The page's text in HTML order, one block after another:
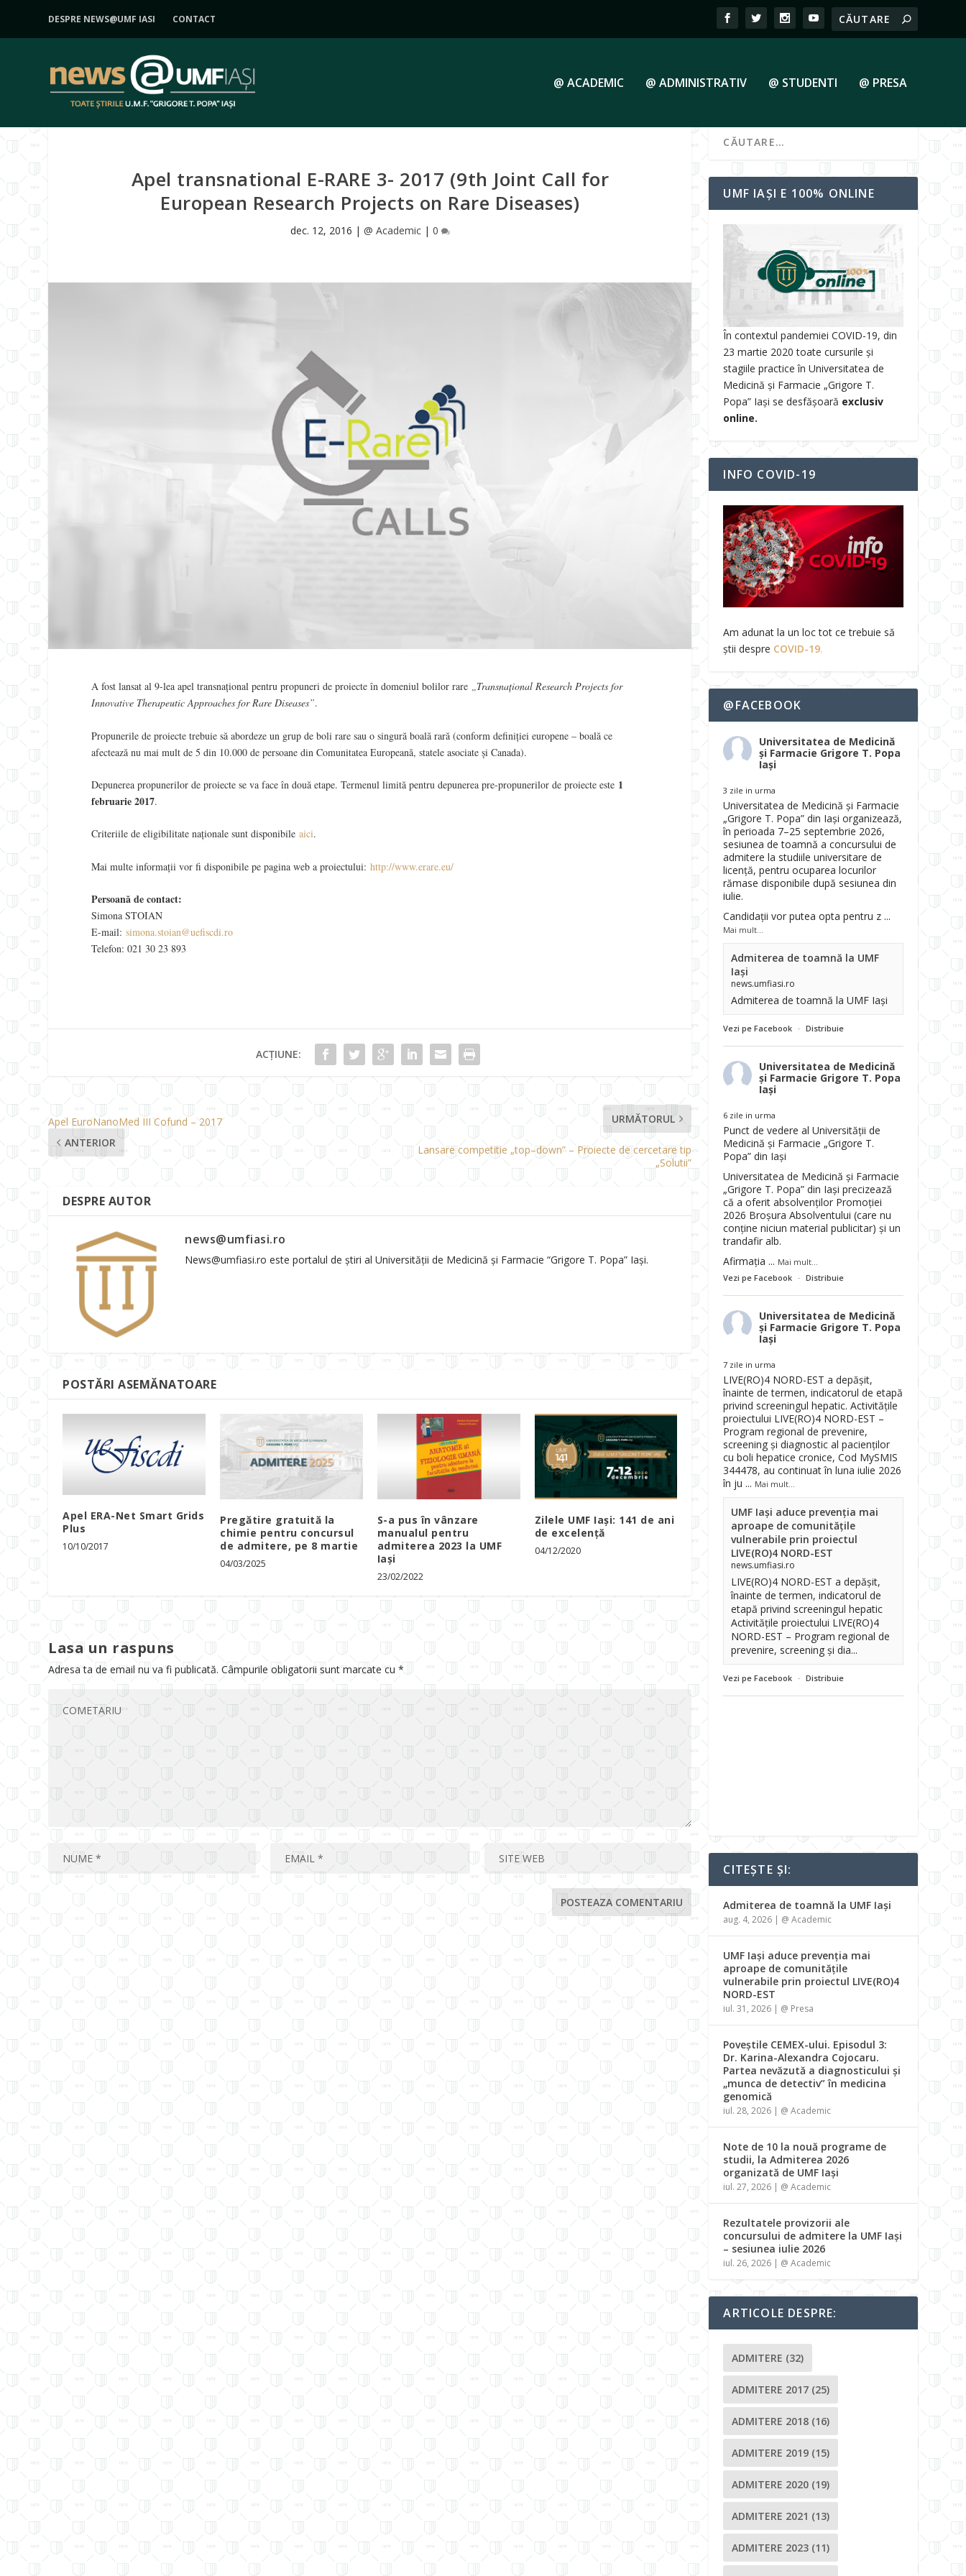
DESPRE NEWS@UMF IASI CONTACT
@ ACADEMIC @ ADMINISTRATIV @ STUDENTI @ PRESA
Apel transnational E-RARE 3- 2017 (9th Joint Call for
European Research Projects on Rare Diseases)
dec. 12, 2016 | @ Academic| 0
A fost lansat al 9-lea apel transnațional pentru propuneri de proiecte în domeniul bolilor rare „Transnațional Research Projects for
Innovative Therapeutic Approaches for Rare Diseases”.
Propunerile de proiecte trebuie să abordeze un grup de boli rare sau o singură boală rară (conform definiției europene – boală ce
afectează nu mai mult de 5 din 10.000 de persoane din Comunitatea Europeană, statele asociate și Canada).
Depunerea propunerilor de proiecte se va face în două etape. Termenul limită pentru depunerea pre-propunerilor de proiecte este 1
februarie 2017.
Criteriile de eligibilitate naționale sunt disponibile aici.
Mai multe informații vor fi disponibile pe pagina web a proiectului: http://www.erare.eu/
Persoană de contact:
Simona STOIAN
E-mail: simona.stoian@uefiscdi.ro
Telefon: 021 30 23 893
ACȚIUNE:
Apel EuroNanoMed III Cofund – 2017
ANTERIOR
URMĂTORUL
Lansare competitie „top–down” – Proiecte de cercetare tip
„Solutii”
DESPRE AUTOR
news@umfiasi.ro
News@umfiasi.ro este portalul de știri al Universității de Medicină și Farmacie “Grigore T. Popa” Iași.
POSTĂRI ASEMĂNATOARE
Apel ERA-Net Smart Grids
Plus
10/10/2017
Pregătire gratuită la
chimie pentru concursul
de admitere, pe 8 martie
04/03/2025
S-a pus în vânzare
manualul pentru
admiterea 2023 la UMF
Iași
23/02/2022
Zilele UMF Iași: 141 de ani
de excelență
04/12/2020
Lasa un raspuns
Adresa ta de email nu va fi publicată. Câmpurile obligatorii sunt marcate cu*
UMF IAȘI E 100% ONLINE
În contextul pandemiei COVID-19, din
23 martie 2020 toate cursurile și
stagiile practice în Universitatea de
Medicină și Farmacie „Grigore T.
Popa” Iași se desfășoară exclusiv
online.
INFO COVID-19
Am adunat la un loc tot ce trebuie să
știi despre COVID-19.
@FACEBOOK
Universitatea de Medicină
și Farmacie Grigore T. Popa
Iași
3 zile in urma
Universitatea de Medicină și Farmacie
„Grigore T. Popa” din Iași organizează,
în perioada 7–25 septembrie 2026,
sesiunea de toamnă a concursului de
admitere la studiile universitare de
licență, pentru ocuparea locurilor
rămase disponibile după sesiunea din
iulie.
Candidații vor putea opta pentru z ...
Mai mult...
Admiterea de toamnă la UMF
Iași
news.umfiasi.ro
Admiterea de toamnă la UMF Iași
Vezi pe Facebook · Distribuie
Universitatea de Medicină
și Farmacie Grigore T. Popa
Iași
6 zile in urma
Punct de vedere al Universității de
Medicină și Farmacie „Grigore T.
Popa” din Iași
Universitatea de Medicină și Farmacie
„Grigore T. Popa” din Iași precizează
că a oferit absolvenților Promoției
2026 Broșura Absolventului (care nu
conține niciun material publicitar) și un
trandafir alb.
Afirmația ... Mai mult...
Vezi pe Facebook · Distribuie
Universitatea de Medicină
și Farmacie Grigore T. Popa
Iași
7 zile in urma
LIVE(RO)4 NORD-EST a depășit,
înainte de termen, indicatorul de etapă
privind screeningul hepatic. Activitățile
proiectului LIVE(RO)4 NORD-EST –
Program regional de prevenire,
screening și diagnostic al pacienților
cu boli hepatice cronice, Cod MySMIS
344478, au continuat în luna iulie 2026
în ju ... Mai mult...
UMF Iași aduce prevenția mai
aproape de comunitățile
vulnerabile prin proiectul
LIVE(RO)4 NORD-EST
news.umfiasi.ro
LIVE(RO)4 NORD-EST a depășit,
înainte de termen, indicatorul de
etapă privind screeningul hepatic
Activitățile proiectului LIVE(RO)4
NORD-EST – Program regional de
prevenire, screening și dia...
Vezi pe Facebook · Distribuie
CITEȘTE ȘI:
Admiterea de toamnă la UMF Iași
aug. 4, 2026 | @ Academic
UMF Iași aduce prevenția mai
aproape de comunitățile
vulnerabile prin proiectul LIVE(RO)4
NORD-EST
iul. 31, 2026 | @ Presa
Poveștile CEMEX-ului. Episodul 3:
Dr. Karina-Alexandra Cojocaru.
Partea nevăzută a diagnosticului și
„munca de detectiv” în medicina
genomică
iul. 28, 2026 | @ Academic
Note de 10 la nouă programe de
studii, la Admiterea 2026
organizată de UMF Iași
iul. 27, 2026 | @ Academic
Rezultatele provizorii ale
concursului de admitere la UMF Iași
– sesiunea iulie 2026
iul. 26, 2026 | @ Academic
ARTICOLE DESPRE:
ADMITERE (32)
ADMITERE 2017 (25)
ADMITERE 2018 (16)
ADMITERE 2019 (15)
ADMITERE 2020 (19)
ADMITERE 2021 (13)
ADMITERE 2023 (11)